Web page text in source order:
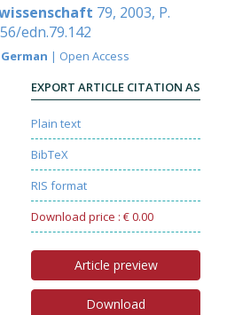
79, 2003, P.
edn.79.142
German | Open Access
EXPORT ARTICLE CITATION AS
Plain text
BibTeX
RIS format
Download price : € 0.00
Article preview
Download